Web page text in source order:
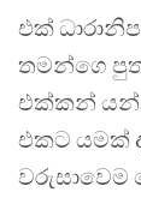
එක්
තමන්ගෙ
එක්කන්
එකට යමක්
වරුසාවෙම